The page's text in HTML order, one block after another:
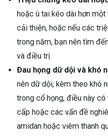
hoặc ù tai kéo dài hơn
cải thiện, hoặc nếu các
trong năm, bạn nên tìm
và điều trị.
Đau họng dữ dội và khó
nên dữ dội, kèm theo khó
trong cổ họng, điều này
cấp hoặc các vấn đề
amidan hoặc viêm thanh